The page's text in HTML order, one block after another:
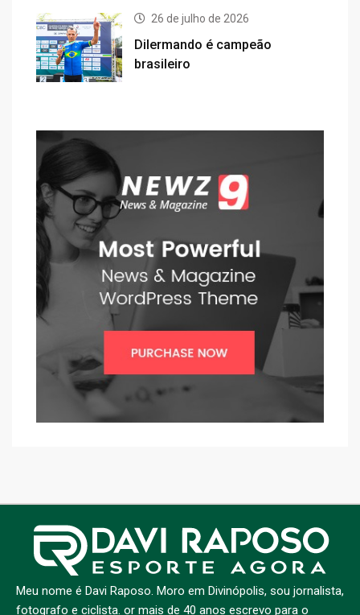
26 de julho de 2026
Dilermando é campeão
brasileiro
Meu nome é Davi Raposo. Moro em Divinópolis, sou jornalista,
fotografo e ciclista. or mais de 40 anos escrevo para o